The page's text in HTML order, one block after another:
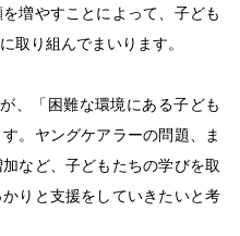
増やすことによって、子ども
取り組んでまいります。
、「困難な環境にある子ども
。ヤングケアラーの問題、ま
など、子どもたちの学びを取
りと支援をしていきたいと考